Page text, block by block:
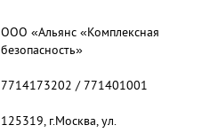
ООО «Альянс «Комплексная
безопасность»
7714173202 / 771401001
125319, г.Москва, ул.